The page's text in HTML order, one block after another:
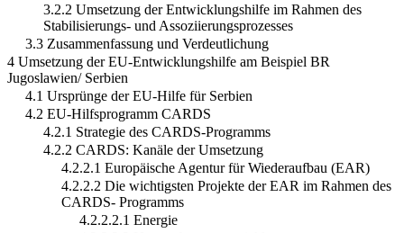
3.2.2 Umsetzung der Entwicklungshilfe im Rahmen des
Stabilisierungs- und Assoziierungsprozesses
3.3 Zusammenfassung und Verdeutlichung
4 Umsetzung der EU-Entwicklungshilfe am Beispiel BR
Jugoslawien/ Serbien
4.1 Ursprünge der EU-Hilfe für Serbien
4.2 EU-Hilfsprogramm CARDS
4.2.1 Strategie des CARDS-Programms
4.2.2 CARDS: Kanäle der Umsetzung
4.2.2.1 Europäische Agentur für Wiederaufbau (EAR)
4.2.2.2 Die wichtigsten Projekte der EAR im Rahmen des
CARDS- Programms
4.2.2.2.1 Energie